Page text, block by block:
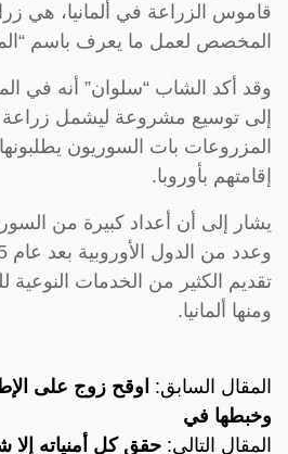
قاموس الزراعة في ألمانيا، هي
المخصص لعمل ما يعرف باسم
وقد أكد الشاب “سلوان” أنه في
إلى توسيع مشروعة ليشمل
المزروعات بات السوريون
إقامتهم بأوروبا.
يشار إلى أن أعداد كبيرة من
تقديم الكثير من الخدمات النوعية
ومنها ألمانيا.
المقال السابق: اوقح زوج على
وخبطها في
المقال التالي: حقق كل أمنياته